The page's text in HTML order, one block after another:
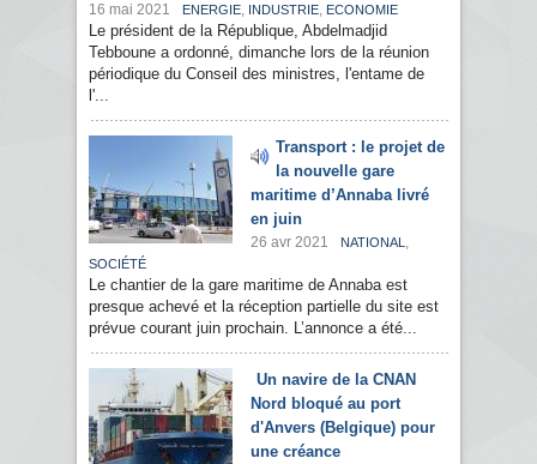
16 mai 2021 ENERGIE, INDUSTRIE, ECONOMIE
Le président de la République, Abdelmadjid
Tebboune a ordonné, dimanche lors de la réunion
périodique du Conseil des ministres, l'entame de
l'...
Transport : le projet de
la nouvelle gare
maritime d’Annaba livré
en juin
26 avr 2021 NATIONAL ,
SOCIÉTÉ
Le chantier de la gare maritime de Annaba est
presque achevé et la réception partielle du site est
prévue courant juin prochain. L’annonce a été...
Un navire de la CNAN
Nord bloqué au port
d'Anvers (Belgique) pour
une créance